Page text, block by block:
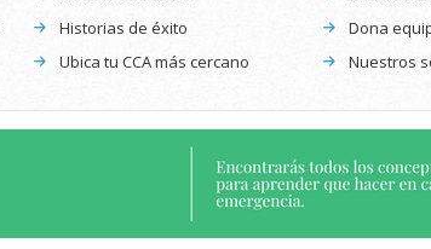
Historias de éxito
Ubica tu CCA más cercano
Dona
Nuestros